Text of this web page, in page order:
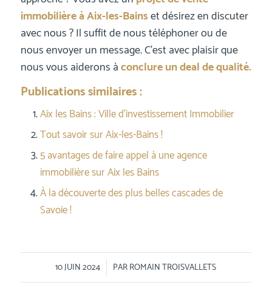
immobilière à Aix-les-Bainset désirez en discuter
avec nous ? Il suffit de nous téléphoner ou de
nous envoyer un message. C’est avec plaisir que
nous vous aiderons àconclure un deal de qualité.
Publications similaires :
Aix les Bains : Ville d’investissement Immobilier
Tout savoir sur Aix-les-Bains !
5 avantages de faire appel à une agence
immobilière sur Aix les Bains
À la découverte des plus belles cascades de
Savoie !
10 JUIN 2024
/ PARROMAIN TROISVALLETS